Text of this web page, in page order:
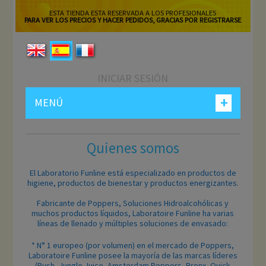
ESTA TIENDA ESTA RESERVADA A LOS PROFESIONALES
PARA VER LOS PRECIOS Y HACER PEDIDOS, GRACIAS POR REGISTRARSE
INICIAR SESIÓN
+
MENÚ
Quienes somos
El Laboratorio Funline está especializado en productos de
higiene, productos de bienestar y productos energizantes.
Fabricante de Poppers, Soluciones Hidroalcohólicas y
muchos productos líquidos, Laboratoire Funline ha varias
líneas de llenado y múltiples soluciones de envasado:
* N° 1 europeo (por volumen) en el mercado de Poppers,
Laboratoire Funline posee la mayoría de las marcas líderes